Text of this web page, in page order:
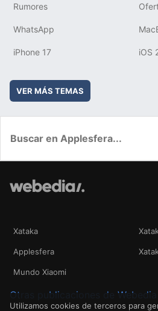
Rumores
WhatsApp
iPhone 17 iOS
VER MÁS TEMAS
Xataka
Applesfera
Mundo Xiaomi
Otras publicaciones de Webedia
Utilizamos cookies de terceros para